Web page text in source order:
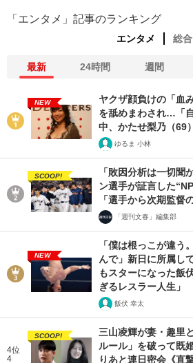
「エンタメ」記事のランキング
エンタメ 総合
最新 24時間 週間
NEW
ヤクザ顔負けの「血
を舐めまわされ…「
中、かたせ梨乃（69
ゆるま 小林
SCOOP!
「敗因分析は一切聞
ン選手が証言した
「選手から次期監督
「週刊文春」編集部
NEW
「僕は根っこが違う
んで」新日に所属し
もスターになった飯
ぎるレスラー人生」
飯伏 幸太
4位
4
SCOOP!
三山凌輝が妻・趣里
ルール」を破って既
りあと連日密会《直